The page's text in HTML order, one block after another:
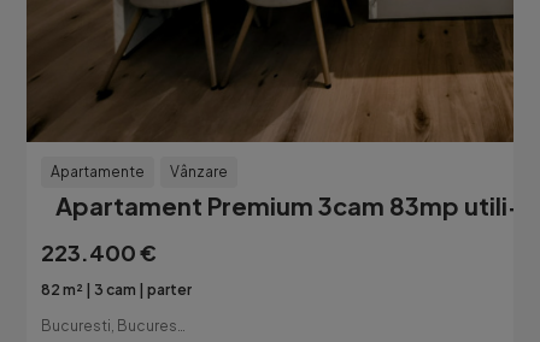
Apartamente Vânzare
Apartament Premium 3cam 83mp
223.400 €
82 m² 3 cam
parter